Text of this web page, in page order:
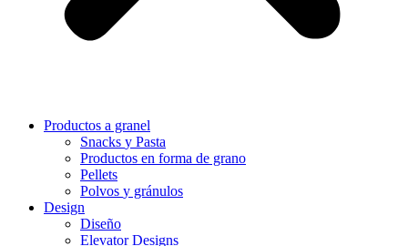
Productos a granel
Snacks y Pasta
Productos en forma de grano
Pellets
Polvos y gránulos
Design
Diseño
Elevator Designs